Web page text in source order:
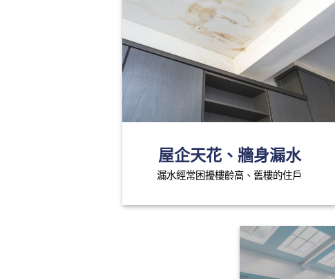
屋企天花、牆身漏水
漏水經常困擾樓齡高、舊樓的住戶